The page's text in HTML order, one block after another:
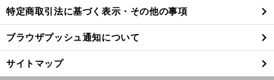
特定商取引法に基づく表示・その他の事項
ブラウザプッシュ通知について
サイトマップ